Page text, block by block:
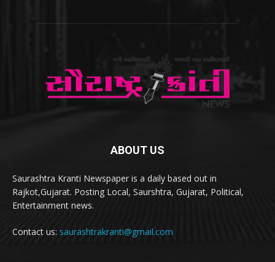
ABOUT US
Saurashtra Kranti Newspaper is a daily based out in
Rajkot,Gujarat. Posting Local, Saurshtra, Gujarat, Political,
Entertainment news.
Contact us: saurashtrakranti@gmail.com